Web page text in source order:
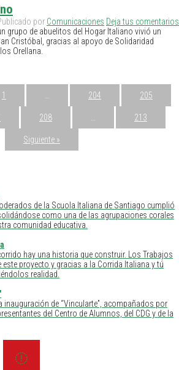
por Comunicaciones Deja tus comentarios
grupo de abuelitos del Hogar Italiano vivió un
Cristóbal, gracias al apoyo de Solidaridad
Orellana.
1 204 205
208 213
Siguiente »
de la Scuola Italiana de Santiago cumplió
como una de las agrupaciones corales
comunidad educativa.
hay una historia que construir. Los Trabajos
proyecto y gracias a la Corrida Italiana y tú
realidad.
inauguración de “Vincularte”, acompañados por
del Centro de Alumnos, del CDG y de la